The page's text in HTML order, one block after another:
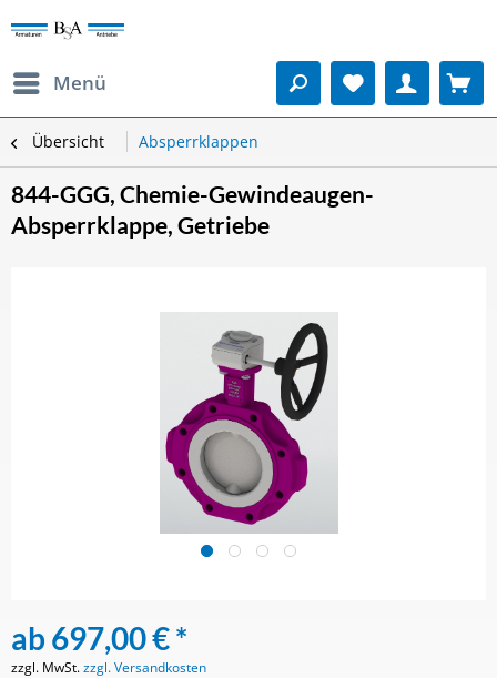
Menü
Übersicht Absperrklappen
844-GGG, Chemie-Gewindeaugen-
Absperrklappe, Getriebe
ab 697,00 € *
zzgl. MwSt.zzgl. Versandkosten